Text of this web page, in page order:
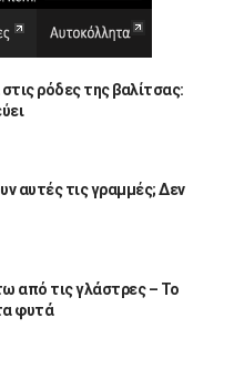
ρόδες της βαλίτσας:
αυτές τις γραμμές; Δεν
από τις γλάστρες – Το
φυτά